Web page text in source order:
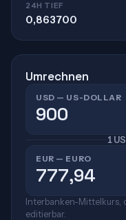
24H TIEF
0,863700
Umrechnen
USD — US-DOLLAR
1
EUR — EURO
Interbanken-Mittelkurs,
editierbar.